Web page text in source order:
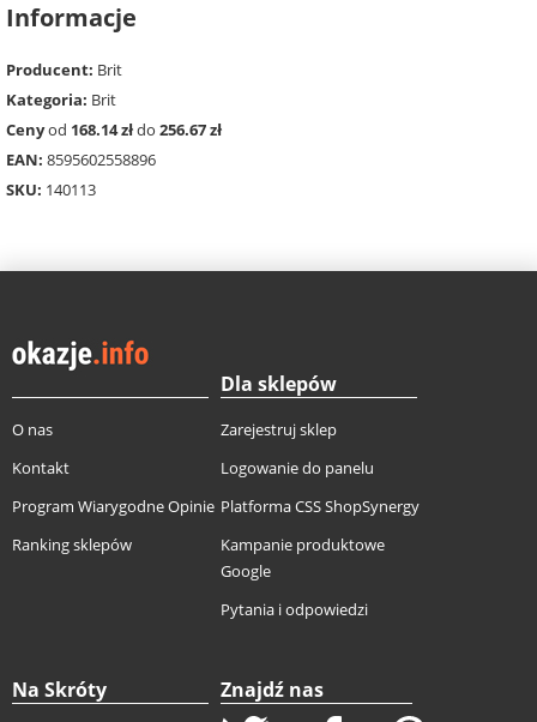
Informacje
Producent: Brit
Kategoria: Brit
Cenyod 168.14 złdo 256.67 zł
EAN: 8595602558896
SKU: 140113
O nas
Kontakt
Program Wiarygodne Opinie
Ranking sklepów
Dla sklepów
Zarejestruj sklep
Logowanie do panelu
Platforma CSS ShopSynergy
Kampanie produktowe
Google
Pytania i odpowiedzi
Na Skróty Znajdź nas